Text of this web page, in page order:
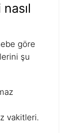
göre
şu
vakitleri.